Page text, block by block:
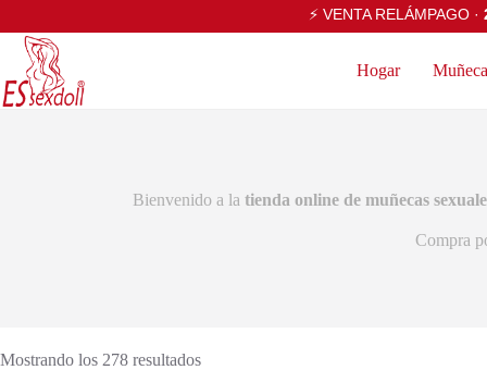
⚡ VENTA RELÁMPAGO ·
Hogar
Bienvenido a latienda online de muñecas
Compra
Mostrando los 278 resultados